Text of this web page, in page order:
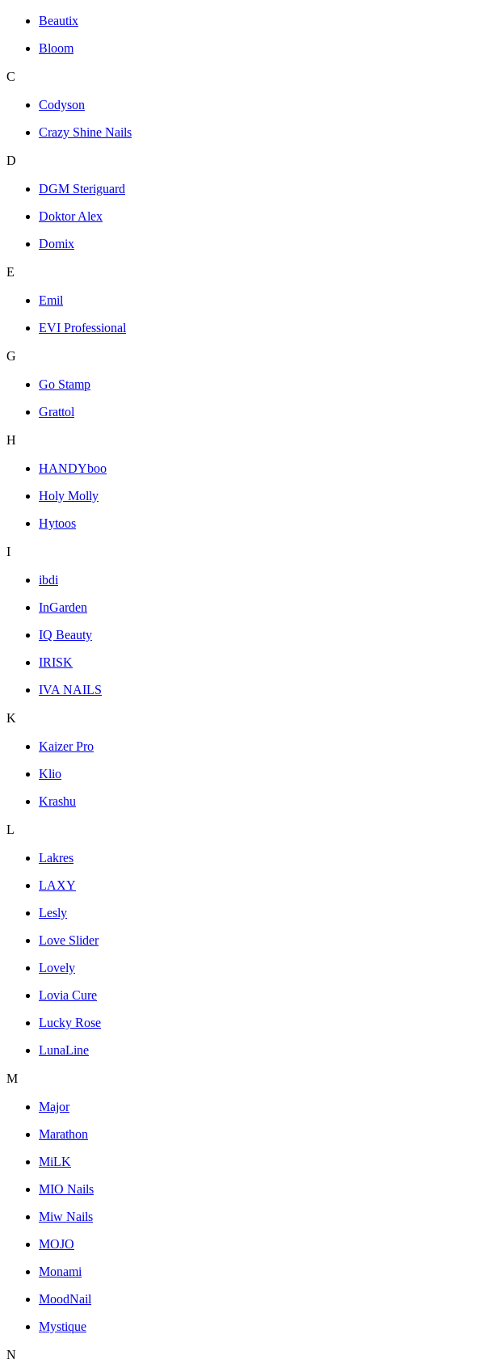
Beautix
Bloom
C
Codyson
Crazy Shine Nails
D
DGM Steriguard
Doktor Alex
Domix
E
Emil
EVI Professional
G
Go Stamp
Grattol
H
HANDYboo
Holy Molly
Hytoos
I
ibdi
InGarden
IQ Beauty
IRISK
IVA NAILS
K
Kaizer Pro
Klio
Krashu
L
Lakres
LAXY
Lesly
Love Slider
Lovely
Lovia Cure
Lucky Rose
LunaLine
M
Major
Marathon
MiLK
MIO Nails
Miw Nails
MOJO
Monami
MoodNail
Mystique
N